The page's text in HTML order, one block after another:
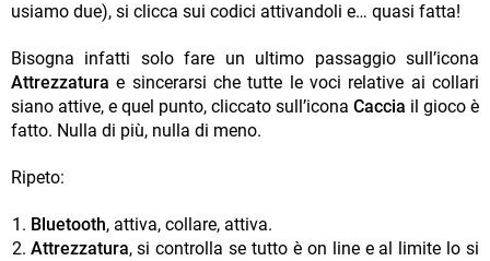
usiamo due), si clicca sui codici attivandoli e… quasi fatta!
Bisogna infatti solo fare un ultimo passaggio sull’icona
Attrezzatura e sincerarsi che tutte le voci relative ai collari
siano attive, e quel punto, cliccato sull’icona Caccia il gioco è
fatto. Nulla di più, nulla di meno.
Ripeto:
Bluetooth, attiva, collare, attiva.
Attrezzatura, si controlla se tutto è on line e al limite lo si